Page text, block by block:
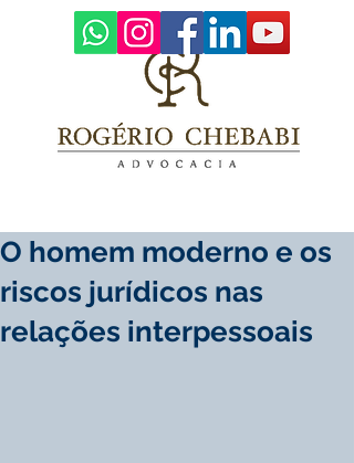
O homem moderno e os
riscos jurídicos nas
relações interpessoais